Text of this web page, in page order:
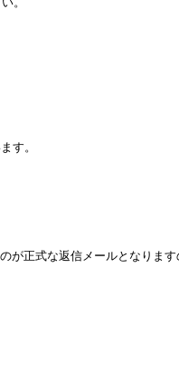
す。
正式な返信メールとなりま